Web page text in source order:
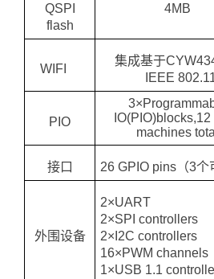
QSPI
flash
4MB
WIFI
集成基于
IEEE
PIO
IO(PIO)blocks,12
machines total
接口 26 GPIO pins（3个
外围设备
2×UART
2×SPI controllers
2×I2C controllers
16×PWM channels
1×USB 1.1